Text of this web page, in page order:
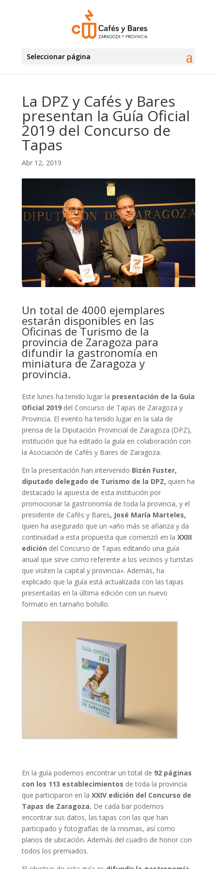
Seleccionar página
La DPZ y Cafés y Bares
presentan la Guía Oficial
2019 del Concurso de
Tapas
Abr 12, 2019
Un total de 4000 ejemplares
estarán disponibles en las
Oficinas de Turismo de la
provincia de Zaragoza para
difundir la gastronomía en
miniatura de Zaragoza y
provincia.
Este lunes ha tenido lugar la presentación de la Guía
Oficial 2019del Concurso de Tapas de Zaragoza y
Provincia. El evento ha tenido lugar en la sala de
prensa de la Diputación Provincial de Zaragoza (DPZ),
institución que ha editado la guía en colaboración con
la Asociación de Cafés y Bares de Zaragoza.
En la presentación han intervenido Bizén Fuster,
diputado delegado de Turismo de la DPZ, quien ha
destacado la apuesta de esta institución por
promocionar la gastronomía de toda la provincia, y el
presidente de Cafés y Bares, José María Marteles,
quien ha asegurado que un «año más se afianza y da
continuidad a esta propuesta que comenzó en la XXIII
edición del Concurso de Tapas editando una guía
anual que sirve como referente a los vecinos y turistas
que visiten la capital y provincia». Además, ha
explicado que la guía está actualizada con las tapas
presentadas en la última edición con un nuevo
formato en tamaño bolsillo.
En la guía podemos encontrar un total de 92 páginas
con los 113 establecimientos de toda la provincia
que participaron en la XXIV edición del Concurso de
Tapas de Zaragoza. De cada bar podemos
encontrar sus datos, las tapas con las que han
participado y fotografías de la mismas, así como
planos de ubicación. Además del cuadro de honor con
todos los premiados.